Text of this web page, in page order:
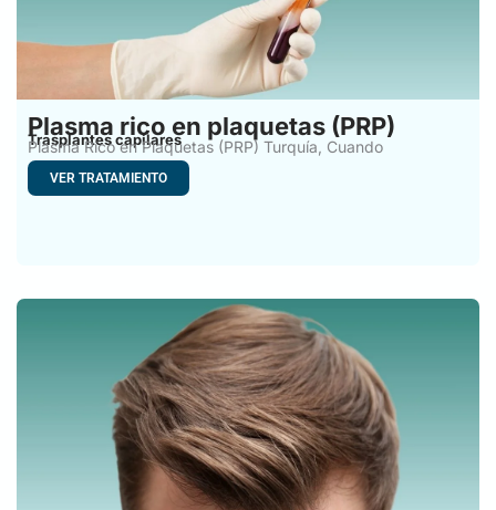
Plasma rico en plaquetas (PRP)
Trasplantes capilares
Plasma Rico en Plaquetas (PRP) Turquía, Cuando
empezamos a notar
VER TRATAMIENTO